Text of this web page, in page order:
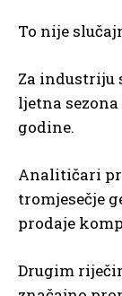
To nije
Za industriju
ljetna
godine.
Analitičari
tromjesečje
prodaje
Drugim